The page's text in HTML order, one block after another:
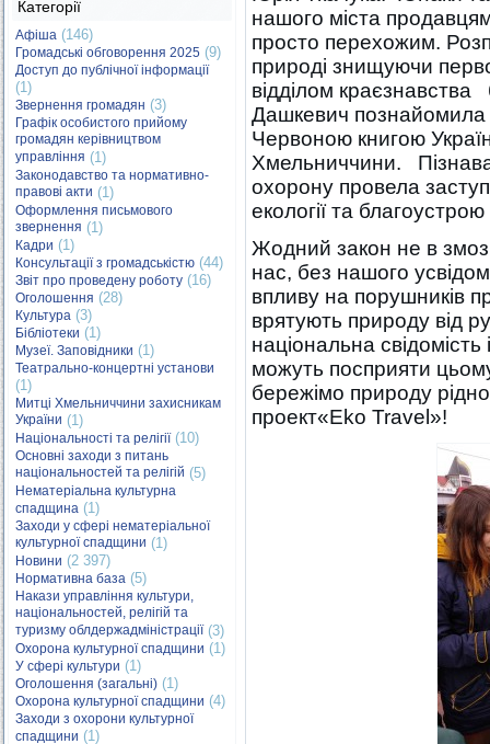
Категорії
Афіша (146)
Громадські обговорення 2025 (9)
Доступ до публічної інформації
(1)
Звернення громадян (3)
Графік особистого прийому
громадян керівництвом
управління (1)
Законодавство та нормативно-
правові акти (1)
Оформлення письмового
звернення (1)
Кадри (1)
Консультації з громадськістю (44)
Звіт про проведену роботу (16)
Оголошення (28)
Культура (3)
Бібліотеки (1)
Музеї. Заповідники (1)
Театрально-концертні установи
(1)
Митці Хмельниччини захисникам
України (1)
Національності та релігії(10)
Основні заходи з питань
національностей та релігій (5)
Нематеріальна культурна
спадщина (1)
Заходи у сфері нематеріальної
культурної спадщини (1)
Новини (2 397)
Нормативна база (5)
Накази управління культури,
національностей, релігій та
туризму облдержадміністрації(3)
Охорона культурної спадщини (1)
У сфері культури (1)
Оголошення (загальні) (1)
Охорона культурної спадщини (4)
Заходи з охорони культурної
спадщини (1)
нашого міста продавцям
просто перехожим.
природі знищуючи
відділом краєзнавства
Дашкевич познайомила
Червоною книгою
Хмельниччини.
охорону провела
екології та
Жодний закон не в
нас, без нашого
впливу на порушників
врятують природу від
національна
можуть посприяти
бережімо природу
проект«Eko Travel»!